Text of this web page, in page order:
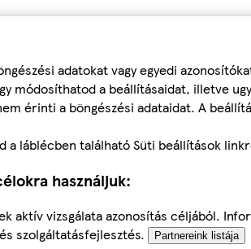
adatokat vagy egyedi
módosíthatod a beállításaidat, illetve
érinti a böngészési adataidat. A
láblécben található Süti beállítások
használjuk:
aktív vizsgálata azonosítás céljából.
szolgáltatásfejlesztés.
Partnereink listája